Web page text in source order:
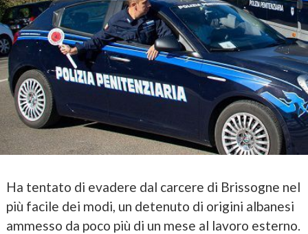
Ha tentato di evadere dal carcere di Brissogne nel
più facile dei modi, un detenuto di origini albanesi
ammesso da poco più di un mese al lavoro esterno.